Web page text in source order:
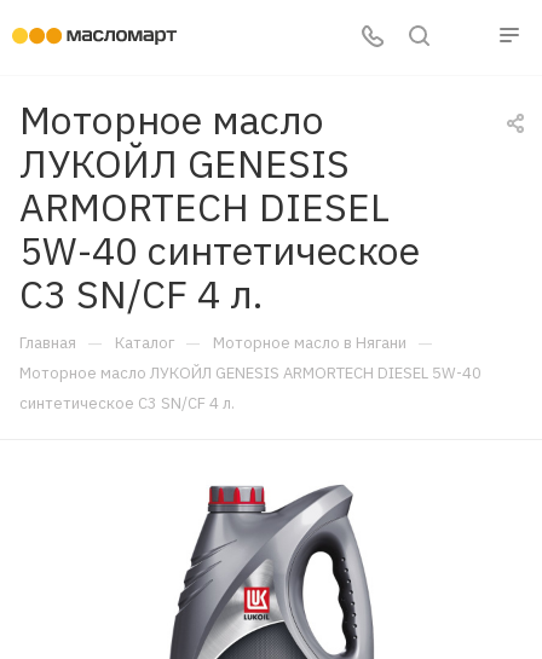
Моторное масло
ЛУКОЙЛ GENESIS
ARMORTECH DIESEL
5W-40 синтетическое
C3 SN/CF 4 л.
Главная — Каталог — Моторное масло в Нягани —
Моторное масло ЛУКОЙЛ GENESIS ARMORTECH DIESEL 5W-40
синтетическое C3 SN/CF 4 л.